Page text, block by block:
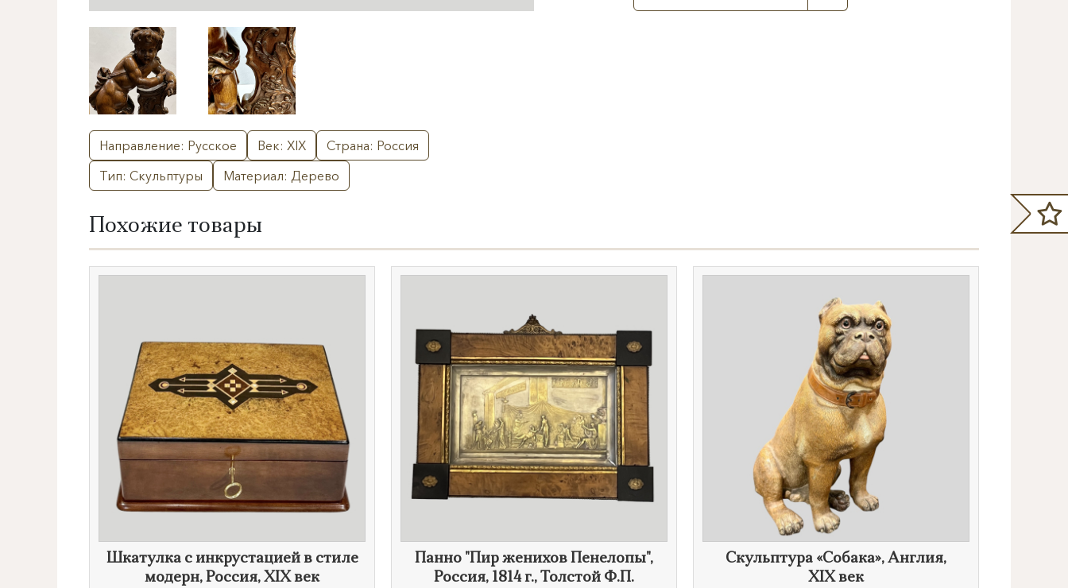
Направление: Русское Век: XIX
Страна: Россия
Тип: Скульптуры
Материал: Дерево
Похожие товары
Шкатулка с инкрустацией в стиле
модерн, Россия, XIX век
Панно "Пир женихов Пенелопы",
Россия, 1814 г., Толстой Ф.П.
Скульптура «Собака», Англия,
XIX век